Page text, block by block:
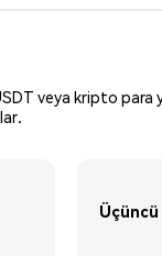
veya kripto para
Üçüncü